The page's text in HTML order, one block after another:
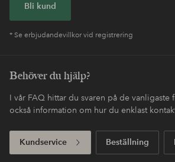
Bli kund
* Se erbjudandevillkor vid registrering
Behöver du hjälp?
I vår FAQ hittar du svaren på de vanligaste
också information om hur du enklast
Kundservice Beställning